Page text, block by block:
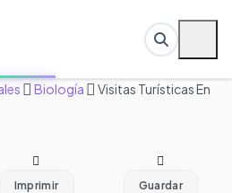
Biología
Visitas Turísticas En
Imprimir Guardar